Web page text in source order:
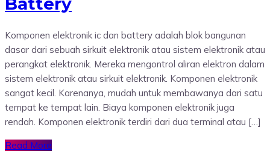
Komponen elektronik ic dan battery adalah blok bangunan
dasar dari sebuah sirkuit elektronik atau sistem elektronik atau
perangkat elektronik. Mereka mengontrol aliran elektron dalam
sistem elektronik atau sirkuit elektronik. Komponen elektronik
sangat kecil. Karenanya, mudah untuk membawanya dari satu
tempat ke tempat lain. Biaya komponen elektronik juga
rendah. Komponen elektronik terdiri dari dua terminal atau […]
Read More